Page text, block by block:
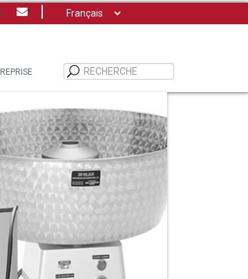
Choisir
une